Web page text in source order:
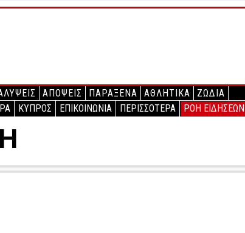
ΑΠΟΨΕΙΣ ΠΑΡΑΞΕΝΑ ΑΘΛΗΤΙΚΑ
ΖΩΔΙΑ
ΚΥΠΡΟΣ ΕΠΙΚΟΙΝΩΝΙΑ ΠΕΡΙΣΣΟΤΕΡΑ ΡΟΗ ΕΙΔΗΣΕΩΝ